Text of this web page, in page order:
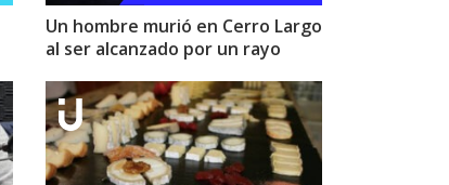
Un hombre murió en Cerro Largo
al ser alcanzado por un rayo